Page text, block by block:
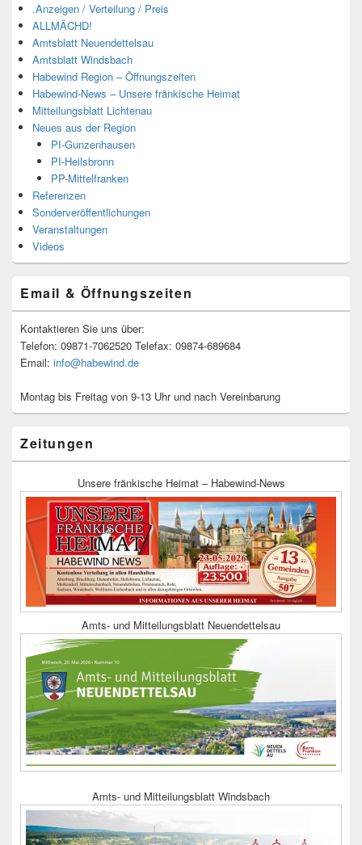
.Anzeigen / Verteilung / Preis
ALLMÄCHD!
Amtsblatt Neuendettelsau
Amtsblatt Windsbach
Habewind Region – Öffnungszeiten
Habewind-News – Unsere fränkische Heimat
Mitteilungsblatt Lichtenau
Neues aus der Region
PI-Gunzenhausen
PI-Heilsbronn
PP-Mittelfranken
Referenzen
Sonderveröffentlichungen
Veranstaltungen
Videos
Email & Öffnungszeiten
Kontaktieren Sie uns über:
Telefon: 09871-7062520 Telefax: 09874-689684
Email: info@habewind.de
Montag bis Freitag von 9-13 Uhr und nach Vereinbarung
Zeitungen
Unsere fränkische Heimat – Habewind-News
Amts- und Mitteilungsblatt Neuendettelsau
Amts- und Mitteilungsblatt Windsbach